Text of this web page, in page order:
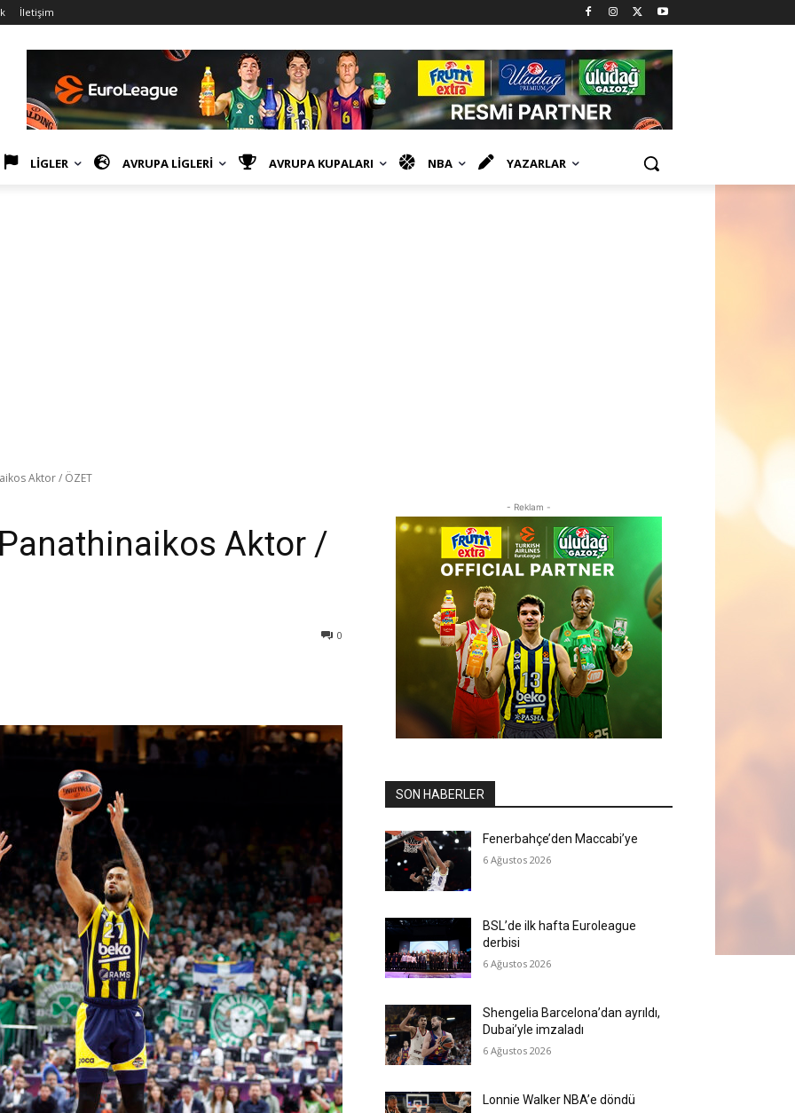
İletişim
LİGLER AVRUPA LİGLERİ AVRUPA KUPALARI NBA YAZARLAR
Aktor / ÖZET
Aktor /
0
- Reklam -
SON HABERLER
Fenerbahçe’den Maccabi’ye
6 Ağustos 2026
BSL’de ilk hafta Euroleague
derbisi
6 Ağustos 2026
Shengelia Barcelona’dan ayrıldı,
Dubai’yle imzaladı
6 Ağustos 2026
Lonnie Walker NBA’e döndü